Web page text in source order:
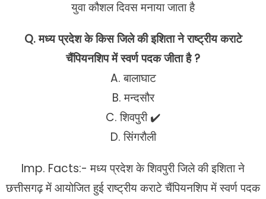
युवा कौशल दिवस मनाया जाता है
Q. मध्य प्रदेश के किस जिले की इशिता ने राष्ट्रीय कराटे
चैंपियनशिप में स्वर्ण पदक जीता है ?
A. बालाघाट
B. मन्दसौर
C. शिवपुरी ✔️
D. सिंगरौली
Imp. Facts:- मध्य प्रदेश के शिवपुरी जिले की इशिता ने
छत्तीसगढ़ में आयोजित हुई राष्ट्रीय कराटे चैंपियनशिप में स्वर्ण पदक